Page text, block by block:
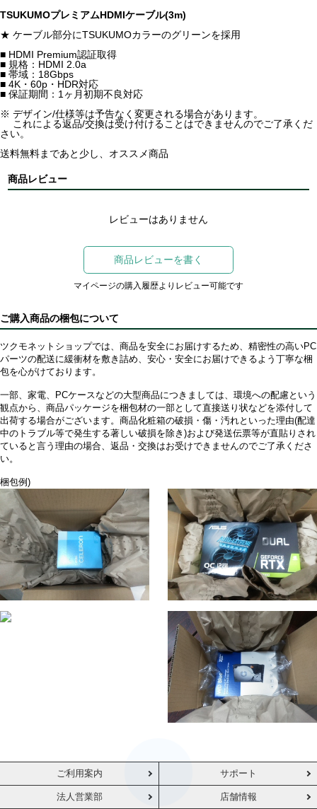
TSUKUMOプレミアムHDMIケーブル(3m)
★ ケーブル部分にTSUKUMOカラーのグリーンを採用
■ HDMI Premium認証取得
■ 規格：HDMI 2.0a
■ 帯域：18Gbps
■ 4K・60p・HDR対応
■ 保証期間：1ヶ月初期不良対応
※ デザイン/仕様等は予告なく変更される場合があります。
これによる返品/交換は受け付けることはできませんのでご了承くだ
さい。
送料無料まであと少し、オススメ商品
商品レビュー
レビューはありません
商品レビューを書く
マイページの購入履歴よりレビュー可能です
ご購入商品の梱包について
ツクモネットショップでは、商品を安全にお届けするため、精密性の高いPC
パーツの配送に緩衝材を敷き詰め、安心・安全にお届けできるよう丁寧な梱
包を心がけております。
一部、家電、PCケースなどの大型商品につきましては、環境への配慮という
観点から、商品パッケージを梱包材の一部として直接送り状などを添付して
出荷する場合がございます。商品化粧箱の破損・傷・汚れといった理由(配達
中のトラブル等で発生する著しい破損を除き)および発送伝票等が直貼りされ
ていると言う理由の場合、返品・交換はお受けできませんのでご了承くださ
い。
梱包例)
ご利用案内 サポート
法人営業部 店舗情報